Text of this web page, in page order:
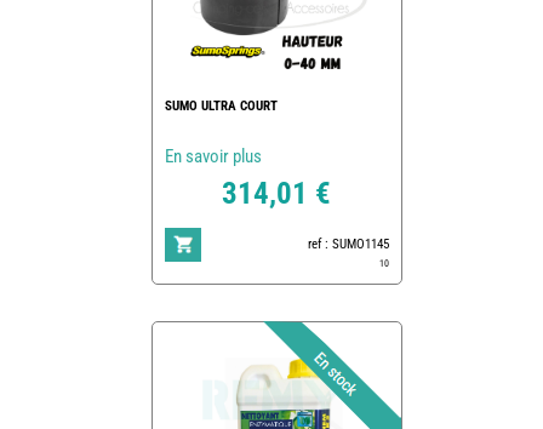
SUMO ULTRA COURT
En savoir plus
314,01 €
ref : SUMO1145
10